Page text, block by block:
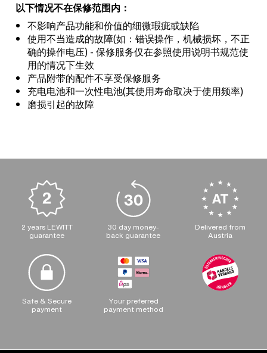
以下情况不在保修范围内：
不影响产品功能和价值的细微瑕疵或缺陷
使用不当造成的故障(如：错误操作，机械损坏，不正
确的操作电压) - 保修服务仅在参照使用说明书规范使
用的情况下生效
产品附带的配件不享受保修服务
充电电池和一次性电池(其使用寿命取决于使用频率)
磨损引起的故障
2 years LEWITT
guarantee
30 day money-
back guarantee
Delivered from
Austria
Safe & Secure
payment
Your preferred
payment method